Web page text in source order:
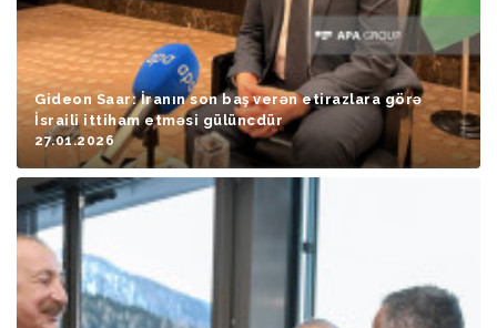
Gideon Saar: İranın son baş verən etirazlara görə
İsraili ittiham etməsi gülüncdür
27.01.2026